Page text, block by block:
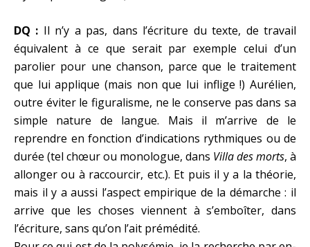
DQ : Il n’y a pas, dans l’écriture du texte, de travail
équivalent à ce que serait par exemple celui d’un
parolier pour une chanson, parce que le traitement
que lui applique (mais non que lui inflige !) Aurélien,
outre éviter le figuralisme, ne le conserve pas dans sa
simple nature de langue. Mais il m’arrive de le
reprendre en fonction d’indications rythmiques ou de
durée (tel chœur ou monologue, dans Villa des morts, à
allonger ou à raccourcir, etc.). Et puis il y a la théorie,
mais il y a aussi l’aspect empirique de la démarche : il
arrive que les choses viennent à s’emboîter, dans
l’écriture, sans qu’on l’ait prémédité.